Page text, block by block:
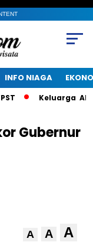
INFO NIAGA
Keluarga Alm
Gubernur
A A A